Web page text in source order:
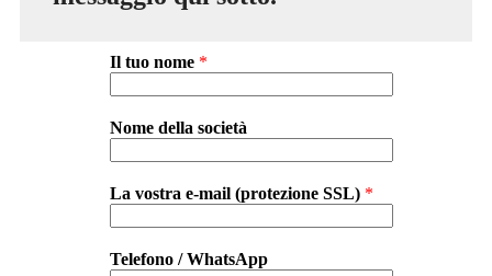
Il tuo nome *
Nome della società
La vostra e-mail (protezione SSL) *
Telefono / WhatsApp